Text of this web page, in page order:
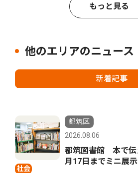
もっと見る
他のエリアのニュース
新着記事
社会
都筑区
2026.08.06
都筑図書館 本で
月17日までミニ展示